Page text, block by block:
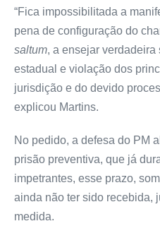
“Fica impossibilitada a
pena de configuração do
saltum, a ensejar
estadual e violação dos
jurisdição e do devido
explicou Martins.
No pedido, a defesa do PM
prisão preventiva, que já
impetrantes, esse prazo,
ainda não ter sido recebida,
medida.